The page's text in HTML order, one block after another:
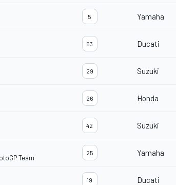
5 Yamaha
53 Ducati
29 Suzuki
26 Honda
42 Suzuki
Team
25 Yamaha
19 Ducati